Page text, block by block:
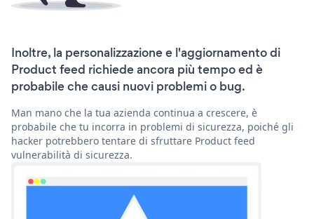
Inoltre, la personalizzazione e l'aggiornamento di
Product feed richiede ancora più tempo ed è
probabile che causi nuovi problemi o bug.
Man mano che la tua azienda continua a crescere, è
probabile che tu incorra in problemi di sicurezza, poiché gli
hacker potrebbero tentare di sfruttare Product feed
vulnerabilità di sicurezza.